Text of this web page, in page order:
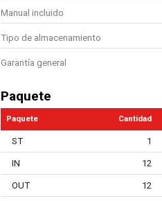
Manual incluido
Tipo de almacenamiento
Garantía general
Paquete
Paquete Cantidad
ST 1
IN 12
OUT 12